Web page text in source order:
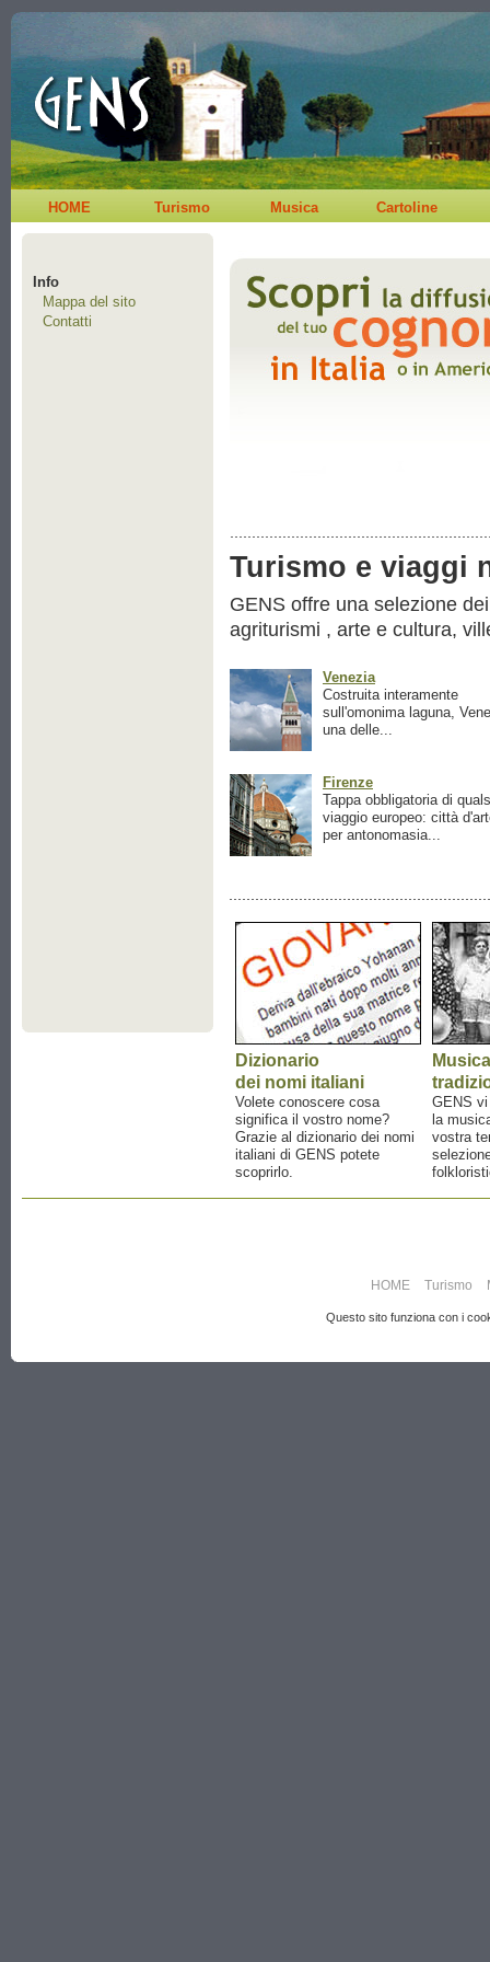
HOME Turismo Musica Cartoline
Info
Mappa del sito
Contatti
Turismo e viaggi
GENS offre una selezione
agriturismi , arte e cultura,
Venezia
Costruita interamente
sull'omonima laguna,
una delle...
Firenze
Tappa obbligatoria di
viaggio europeo: città
per antonomasia...
Dizionario
dei nomi italiani
Volete conoscere cosa
significa il vostro nome?
Grazie al dizionario dei nomi
italiani di GENS potete
scoprirlo.
Musica
GENS
la
vostra
HOME Turismo
Questo sito funziona con i